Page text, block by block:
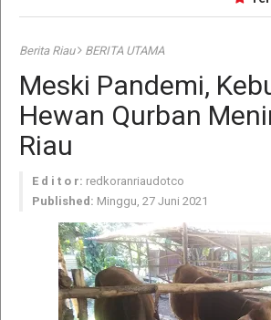
Berita Riau BERITA UTAMA
Meski Pandemi,
Hewan Qurban
Riau
E d i t o r: redkoranriaudotco
Published: Minggu, 27 Juni 2021